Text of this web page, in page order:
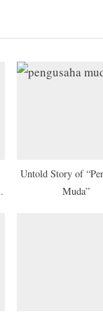
Untold Story of
Muda”